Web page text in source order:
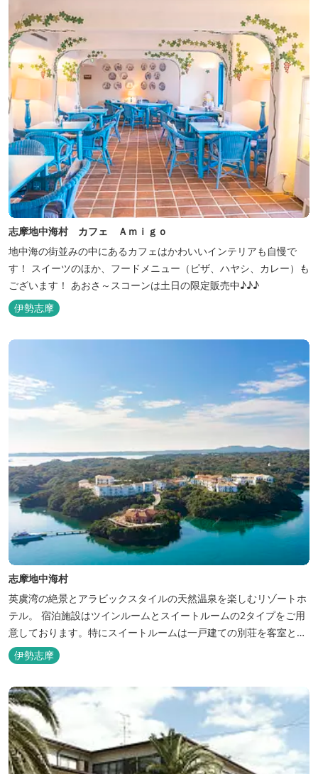
志摩地中海村 カフェ Ａｍｉｇｏ
地中海の街並みの中にあるカフェはかわいいインテリアも自慢で
す！ スイーツのほか、フードメニュー（ピザ、ハヤシ、カレー）も
ございます！ あおさ～スコーンは土日の限定販売中♪♪♪
伊勢志摩
志摩地中海村
英虞湾の絶景とアラビックスタイルの天然温泉を楽しむリゾートホ
テル。 宿泊施設はツインルームとスイートルームの2タイプをご用
意しております。特にスイートルームは一戸建ての別荘を客室とし
てリニューアル♪120平米の驚きの広さとこだわりの調度品が自慢
です！ スペイン１ツ星レストランと提携したレストランでのお食事
も楽しみのひとつです。 また、日帰りプランでは、クラフト体験工
房にてモザイクタイル...
伊勢志摩